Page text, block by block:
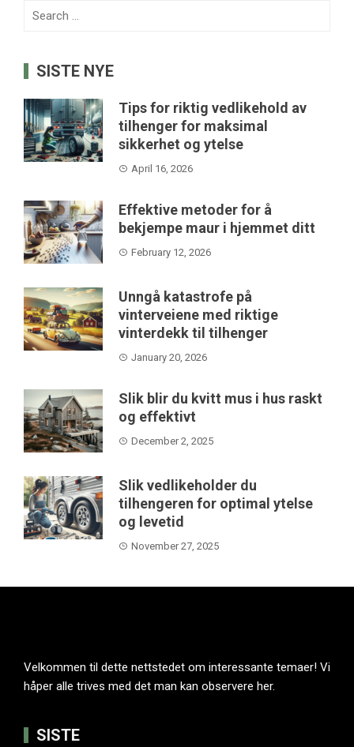
Search
SISTE NYE
Tips for riktig vedlikehold av
tilhenger for maksimal
sikkerhet og ytelse
April 16, 2026
Effektive metoder for å
bekjempe maur i hjemmet ditt
February 12, 2026
Unngå katastrofe på
vinterveiene med riktige
vinterdekk til tilhenger
January 20, 2026
Slik blir du kvitt mus i hus raskt
og effektivt
December 2, 2025
Slik vedlikeholder du
tilhengeren for optimal ytelse
og levetid
November 27, 2025
Velkommen til dette nettstedet om interessante temaer! Vi
håper alle trives med det man kan observere her.
SISTE